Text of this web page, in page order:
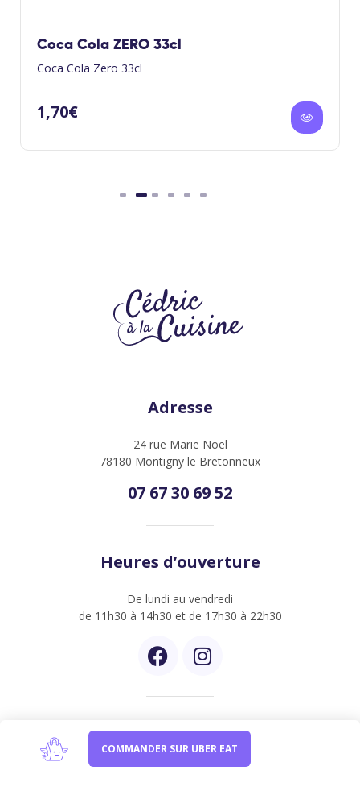
Coca Cola ZERO 33cl
Coca Cola Zero 33cl
1,70€
Adresse
24 rue Marie Noël
78180 Montigny le Bretonneux
07 67 30 69 52
Heures d’ouverture
De lundi au vendredi
de 11h30 à 14h30 et de 17h30 à 22h30
Newsletter
Inscrivez-vous à notre newsletter et être informer de
COMMANDER SUR UBER EAT